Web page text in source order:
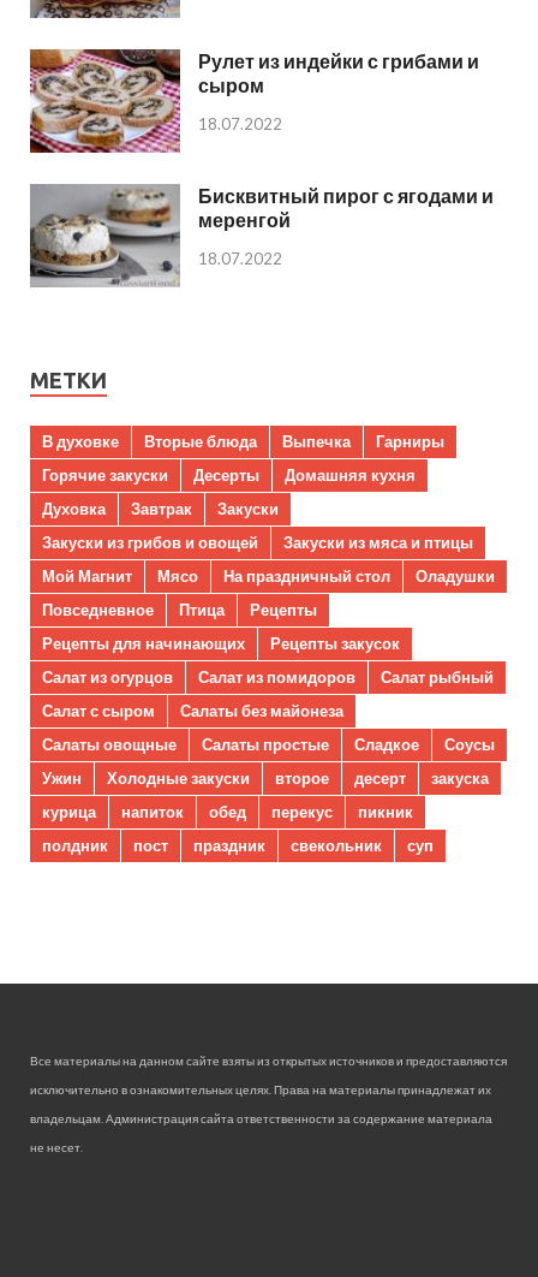
Рулет из индейки с грибами и
сыром
18.07.2022
Бисквитный пирог с ягодами и
меренгой
18.07.2022
МЕТКИ
В духовке Вторые блюда Выпечка
Гарниры
Горячие закуски
Десерты
Домашняя кухня
Духовка
Завтрак
Закуски
Закуски из грибов и овощей
Закуски из мяса и птицы
Мой Магнит
Мясо На праздничный стол
Оладушки
Повседневное
Птица
Рецепты
Рецепты для начинающих
Рецепты закусок
Салат из огурцов
Салат из помидоров
Салат рыбный
Салат с сыром
Салаты без майонеза
Салаты овощные
Салаты простые Сладкое
Соусы
Ужин
Холодные закуски второе десерт
закуска
курица
напиток обед перекус
пикник
полдник
пост праздник свекольник суп
Все материалы на данном сайте взяты из открытых источников и предоставляются
исключительно в ознакомительных целях. Права на материалы принадлежат их
владельцам. Администрация сайта ответственности за содержание материала
не несет.